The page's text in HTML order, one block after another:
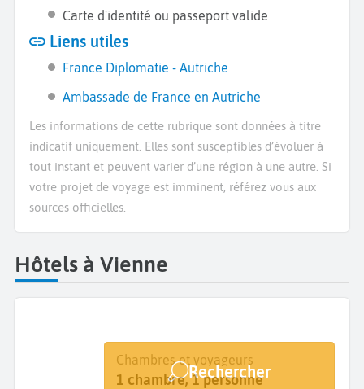
Carte d'identité ou passeport valide
Liens utiles
France Diplomatie - Autriche
Ambassade de France en Autriche
Les informations de cette rubrique sont données à titre
indicatif uniquement. Elles sont susceptibles d’évoluer à
tout instant et peuvent varier d’une région à une autre. Si
votre projet de voyage est imminent, référez vous aux
sources officielles.
Hôtels à Vienne
Destination
Vienne
Dates
Dates de votre séjour
Chambres et voyageurs
1 chambre, 1 personne
Rechercher